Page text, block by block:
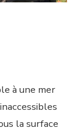
à une mer
la surface